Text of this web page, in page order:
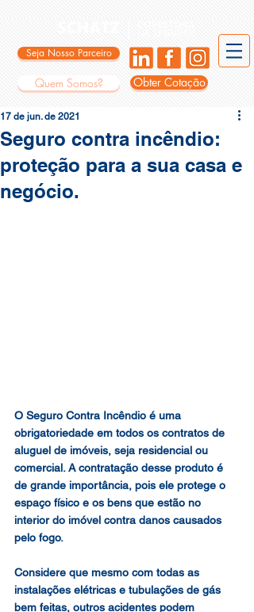
Seja Nosso Parceiro
Quem Somos? Obter Cotação
Seguro contra incêndio:
proteção para a sua casa e
negócio.
17 de jun. de 2021
O Seguro Contra Incêndio é uma
obrigatoriedade em todos os contratos de
aluguel de imóveis, seja residencial ou
comercial. A contratação desse produto é
de grande importância, pois ele protege o
espaço físico e os bens que estão no
interior do imóvel contra danos causados
pelo fogo.
Considere que mesmo com todas as
instalações elétricas e tubulações de gás
bem feitas, outros acidentes podem